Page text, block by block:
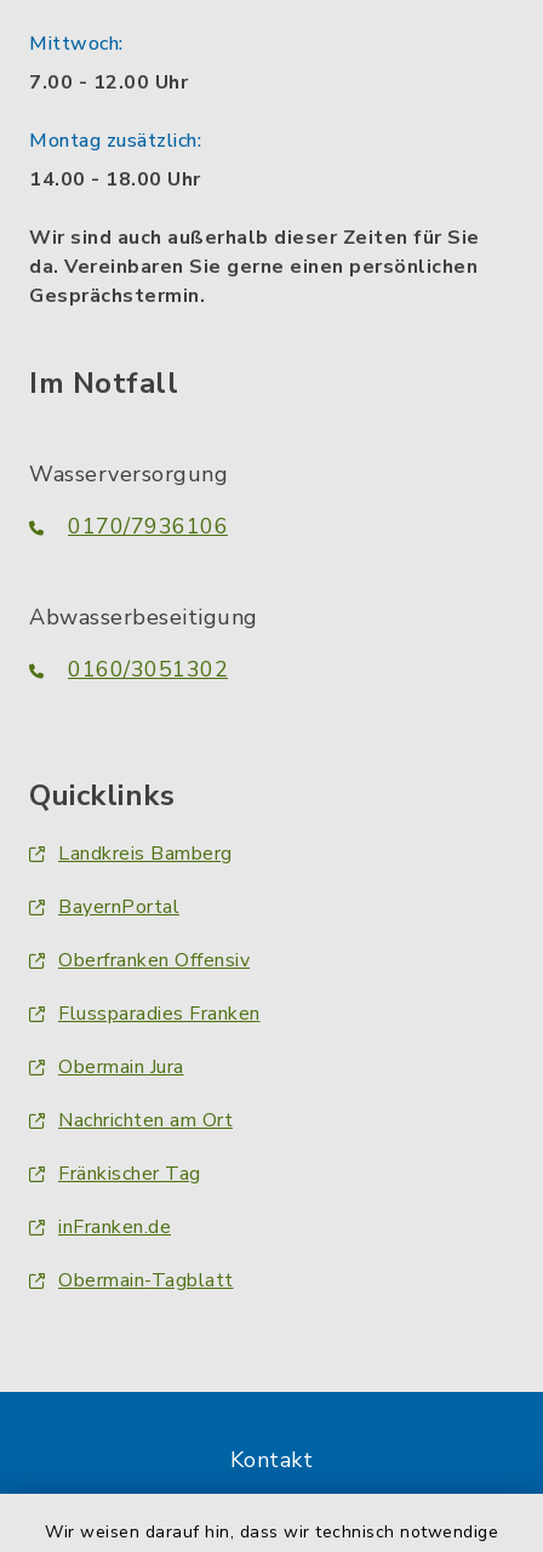
Wir weisen darauf hin, dass wir technisch notwendige
Mittwoch:
7.00 - 12.00 Uhr
Montag zusätzlich:
14.00 - 18.00 Uhr
Wir sind auch außerhalb dieser Zeiten für Sie
da. Vereinbaren Sie gerne einen persönlichen
Gesprächstermin.
Im Notfall
Wasserversorgung
0170/7936106
Abwasserbeseitigung
0160/3051302
Quicklinks
Landkreis Bamberg
BayernPortal
Oberfranken Offensiv
Flussparadies Franken
Obermain Jura
Nachrichten am Ort
Fränkischer Tag
inFranken.de
Obermain-Tagblatt
Kontakt
Barrierefreiheit